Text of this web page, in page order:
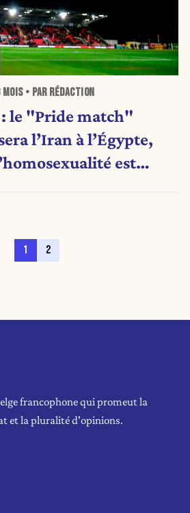
MOIS• PAR RÉDACTION
le "Pride match"
l’Iran à l’Égypte,
est
1 2
francophone qui promeut la
et la pluralité d'opinions.